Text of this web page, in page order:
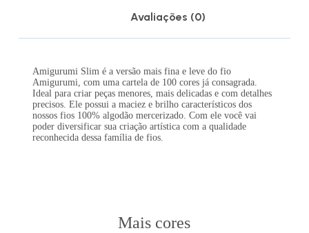
Avaliações (0)
Amigurumi Slim é a versão mais fina e leve do fio
Amigurumi, com uma cartela de 100 cores já consagrada.
Ideal para criar peças menores, mais delicadas e com detalhes
precisos. Ele possui a maciez e brilho característicos dos
nossos fios 100% algodão mercerizado. Com ele você vai
poder diversificar sua criação artística com a qualidade
reconhecida dessa família de fios.
Mais cores